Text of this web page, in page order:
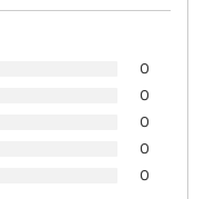
0
0
0
0
0